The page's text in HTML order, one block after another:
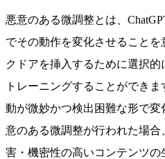
悪意のある微調整とは、
でその動作を変化させること
クドアを挿入するために選択
トレーニングすることができ
動が微妙かつ検出困難な形で
意のある微調整が行われた場
害・機密性の高いコンテンツ